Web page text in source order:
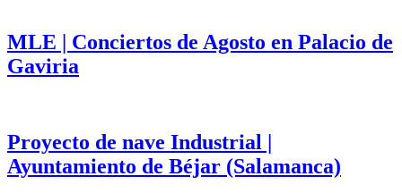
MLE | Conciertos de Agosto en Palacio de
Gaviria
Proyecto de nave Industrial |
Ayuntamiento de Béjar (Salamanca)